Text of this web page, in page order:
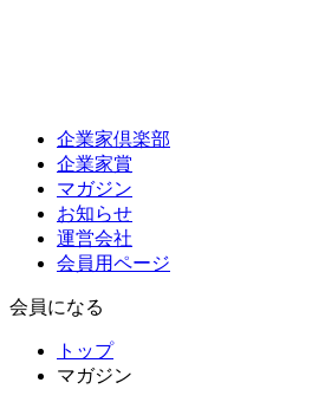
企業家倶楽部
企業家賞
マガジン
お知らせ
運営会社
会員用ページ
会員になる
トップ
マガジン